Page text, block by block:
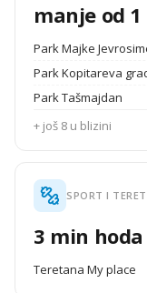
manje od
Park Majke
Park Kopitareva
Park Tašmajdan
+ još 8 u blizini
SPORT I
3 min hoda
Teretana My place